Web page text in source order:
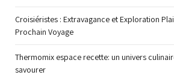
Croisiéristes : Extravagance et Exploration
Prochain Voyage
Thermomix espace recette: un univers
savourer